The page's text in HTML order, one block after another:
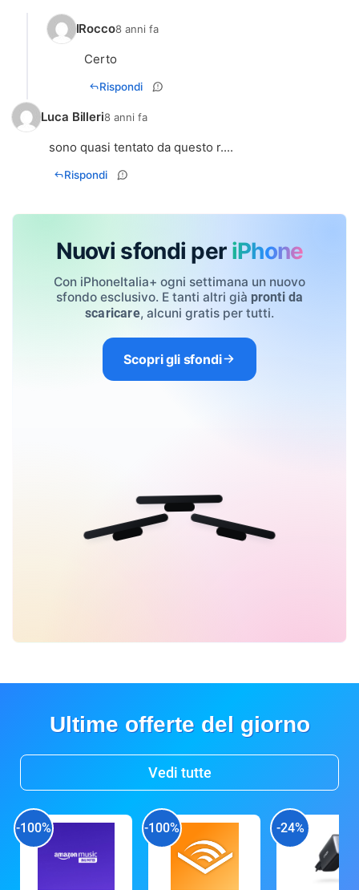
IRocco8 anni fa
Certo
Rispondi
Luca Billeri8 anni fa
sono quasi tentato da questo r....
Rispondi
Nuovi sfondi per iPhone
Con iPhoneItalia+ ogni settimana un nuovo
sfondo esclusivo. E tanti altri già pronti da
scaricare, alcuni gratis per tutti.
Scopri gli sfondi
Ultime offerte del giorno
Vedi tutte
-100% -100% -24%